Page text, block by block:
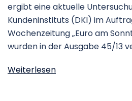
ergibt eine aktu­elle
Kun­den­in­sti­tuts (DKI) im
Wochenzeitung „Euro am
wur­den in der Aus­gabe 45/13
Weiterlesen